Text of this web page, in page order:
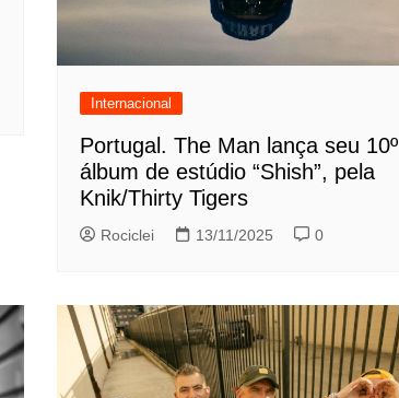
Internacional
Portugal. The Man lança seu 10º
álbum de estúdio “Shish”, pela
Knik/Thirty Tigers
Rociclei 13/11/2025 0